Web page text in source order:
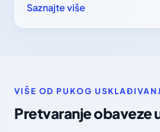
Saznajte više
VIŠE OD PUKOG
Pretvaranje obaveze